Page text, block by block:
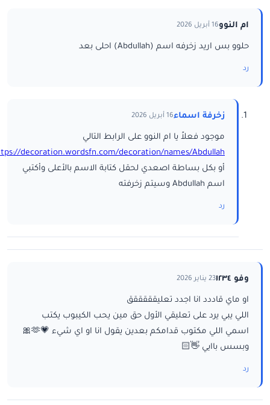
ام النوو16 أبريل 2026
حلوو بس اريد زخرفه اسم (Abdullah) احلى بعد
رد
زخرفة اسماء16 أبريل 2026
موجود فعلاً يا ام النوو على الرابط التالي
decoration.wordsfn.com/decoration/names/Abdullah/
أو بكل بساطة اصعدي لحقل كتابة الاسم بالأعلى وأكتبي
اسم Abdullah وسيتم زخرفته
رد
وفو ١٢٣٤ 23 يناير 2026
او ماي قاددد انا اجدد تعليقققققق
اللي يبي يرد على تعليقي الأول حق مين يحب الكيبوب يكتب
اسمي اللي مكتوب قدامكم بعدين يقول انا او اي شيء 💗🫶🎀
وبسس باايي 👋🏻
رد